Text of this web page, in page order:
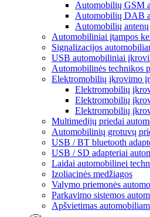
Automobilių GSM
Automobilių DAB
Automobilių
Automobiliniai įtampos
Signalizacijos
USB automobiliniai
Automobilinės technikos
Elektromobilių įkrovimo
Elektromobilių
Elektromobilių
Elektromobilių
Multimedijų priedai
Automobilinių grotuvų
USB / BT bluetooth
USB / SD adapteriai
Laidai automobilinei
Izoliacinės medžiagos
Valymo priemonės
Parkavimo sistemos
Apšvietimas